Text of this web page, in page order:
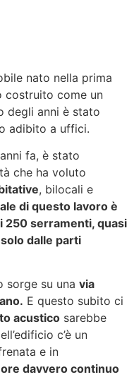
nato nella prima
costruito come un
degli anni è stato
adibito a uffici.
fa, è stato
che ha voluto
, bilocali e
di questo lavoro è
250 serramenti, quasi
dalle parti
sorge su una via
E questo subito ci
acustico sarebbe
c’è un
e in
davvero continuo